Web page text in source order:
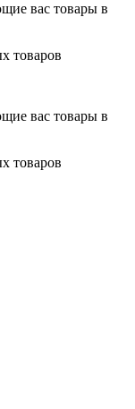
вас товары в
товаров
вас товары в
товаров